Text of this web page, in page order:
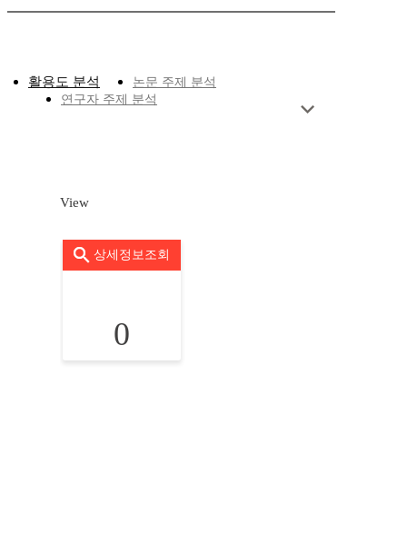
활용도 분석
논문 주제 분석
연구자 주제 분석
View
상세정보조회
0